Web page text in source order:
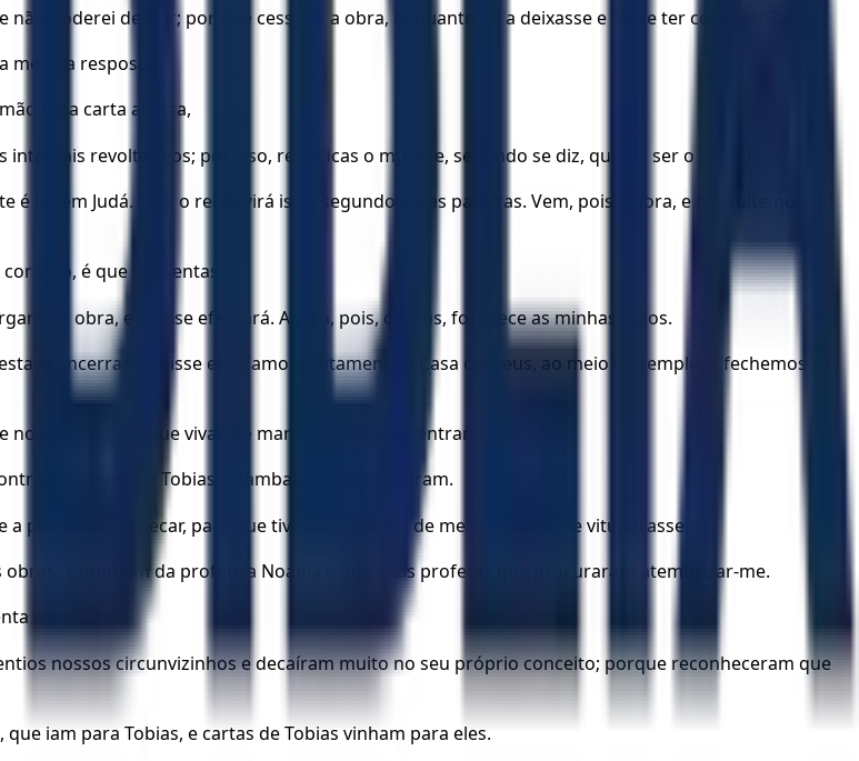
poderei descer; por que cessaria a obra, enquanto eu a deixasse e fosse ter convosco?
resposta.
uma carta aberta,
revoltar-vos; por isso, reedificas o muro, e, segundo se diz, queres ser o rei deles,
rei em Judá. Ora, o rei ouvirá isso, segundo essas palavras. Vem, pois, agora, e consultemos
é que o inventas.
a obra, e não se efetuará. Agora, pois, ó Deus, fortalece as minhas mãos.
encerrado), disse ele: Vamos juntamente à Casa de Deus, ao meio do templo, e fechemos as
templo para que viva? De maneira nenhuma entrarei.
mim, porque Tobias e Sambalate o subornaram.
proceder e a pecar, para que tivessem motivo de me infamar e me vituperassem.
obras, e também da profetisa Noadia e dos mais profetas que procuraram atemorizar-me.
e dois dias.
nossos circunvizinhos e decaíram muito no seu próprio conceito; porque reconheceram que
iam para Tobias, e cartas de Tobias vinham para eles.